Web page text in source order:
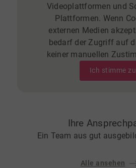
Videoplattformen und
Plattformen. Wenn
externen Medien
bedarf der Zugriff auf
keiner manuellen
Ich stimme zu
Ihre
Ein Team aus gut
Alle ansehen